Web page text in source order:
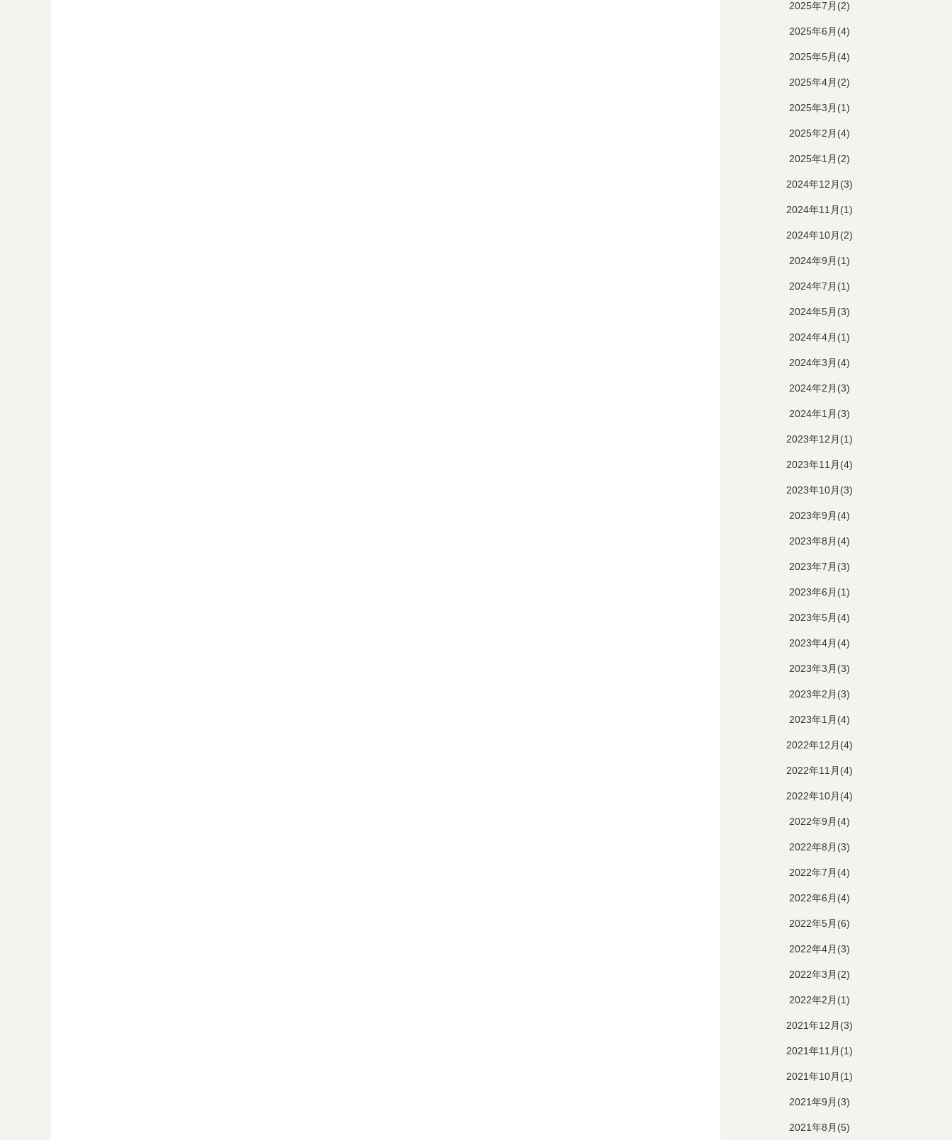
2025年7月(2)
2025年6月(4)
2025年5月(4)
2025年4月(2)
2025年3月(1)
2025年2月(4)
2025年1月(2)
2024年12月(3)
2024年11月(1)
2024年10月(2)
2024年9月(1)
2024年7月(1)
2024年5月(3)
2024年4月(1)
2024年3月(4)
2024年2月(3)
2024年1月(3)
2023年12月(1)
2023年11月(4)
2023年10月(3)
2023年9月(4)
2023年8月(4)
2023年7月(3)
2023年6月(1)
2023年5月(4)
2023年4月(4)
2023年3月(3)
2023年2月(3)
2023年1月(4)
2022年12月(4)
2022年11月(4)
2022年10月(4)
2022年9月(4)
2022年8月(3)
2022年7月(4)
2022年6月(4)
2022年5月(6)
2022年4月(3)
2022年3月(2)
2022年2月(1)
2021年12月(3)
2021年11月(1)
2021年10月(1)
2021年9月(3)
2021年8月(5)